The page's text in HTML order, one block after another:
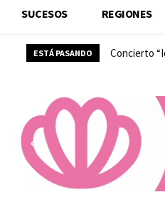
SUCESOS REGIONES
ESTÁ PASANDO Concierto